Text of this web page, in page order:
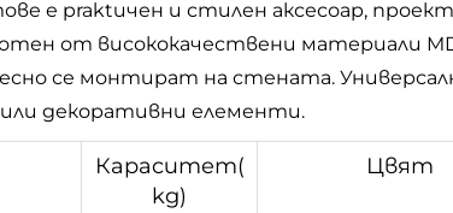
е praktичен и стилен аксесоар,
от висококачествени материали
се монтират на стената.
декоративни елементи.
Кapacитeт(
kg)
Цвят